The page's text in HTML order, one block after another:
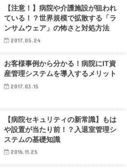
【注意！】病院や介護施設が狙われ
ている！？世界規模で拡散する「ラ
ンサムウェア」の怖さと対処方法
2017.05.24
お客様事例から分かる！病院にIT資
産管理システムを導入するメリット
2017.03.15
【病院セキュリティの新常識】もは
や設置が当たり前！？入退室管理シ
ステムの基礎知識
2016.11.25